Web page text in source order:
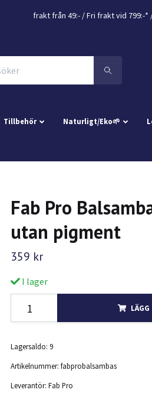
frakt från 49:- /Fri frakt vid 799:-*
Tillbehör Naturligt/Eko🌱
Fab Pro
utan pigment
359 kr
I lager
Lagersaldo: 9
Artikelnummer: fabprobalsambas
Leverantör: Fab Pro